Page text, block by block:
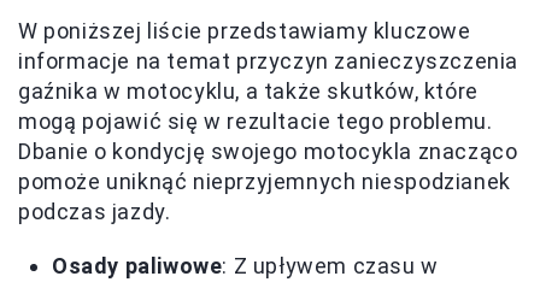
W poniższej liście przedstawiamy kluczowe
informacje na temat przyczyn zanieczyszczenia
gaźnika w motocyklu, a także skutków, które
mogą pojawić się w rezultacie tego problemu.
Dbanie o kondycję swojego motocykla znacząco
pomoże uniknąć nieprzyjemnych niespodzianek
podczas jazdy.
Osady paliwowe: Z upływem czasu w